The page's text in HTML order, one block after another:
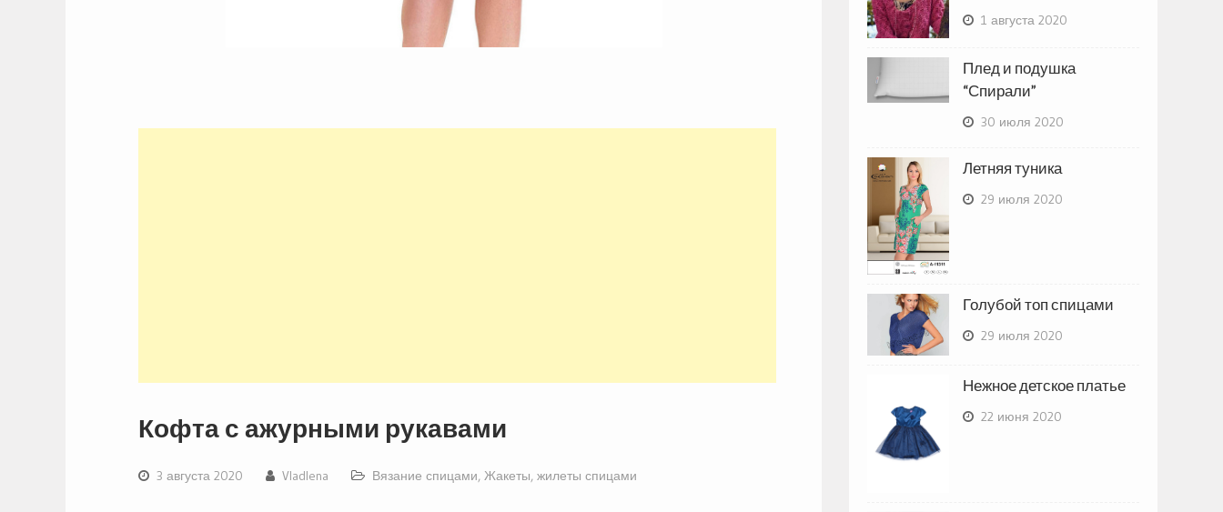
Кофта с ажурными рукавами
3 августа 2020 Vladlena Вязание спицами, Жакеты, жилеты спицами
1 августа 2020
Плед и подушка
“Спирали”
30 июля 2020
Летняя туника
29 июля 2020
Голубой топ спицами
29 июля 2020
Нежное детское платье
22 июня 2020